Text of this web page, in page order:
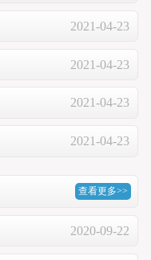
2021-04-23
2021-04-23
2021-04-23
2021-04-23
查看更多>>
2020-09-22